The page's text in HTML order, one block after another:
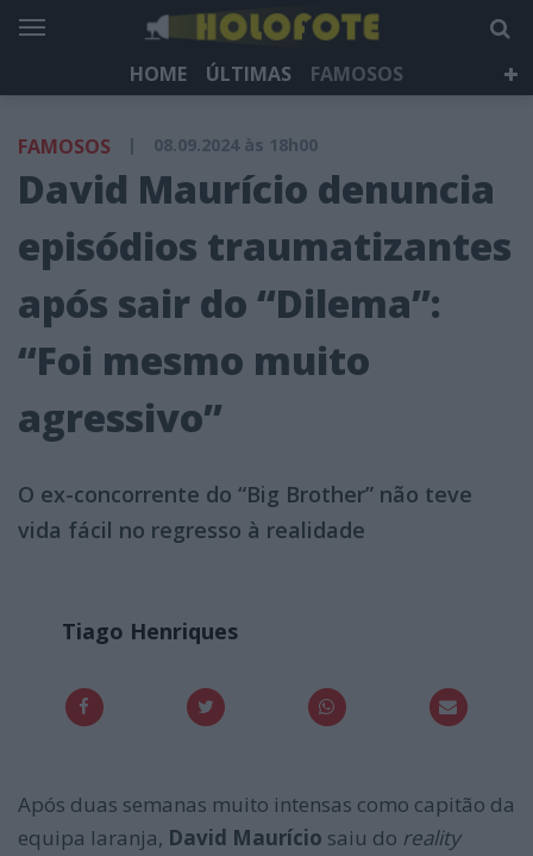
HOME ÚLTIMAS
FAMOSOS
HOLOFOTE TV
NEWSLETTER
FAMOSOS | 08.09.2024 às 18h00
David Maurício denuncia
episódios traumatizantes
após sair do “Dilema”:
“Foi mesmo muito
agressivo”
O ex-concorrente do “Big Brother” não teve
vida fácil no regresso à realidade
Tiago Henriques
Após duas semanas muito intensas como capitão da
equipa laranja, David Maurício saiu do reality